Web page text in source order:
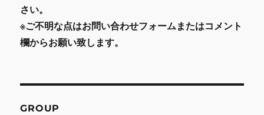
さい。
※ご不明な点はお問い合わせフォームまたはコメント
欄からお願い致します。
GROUP